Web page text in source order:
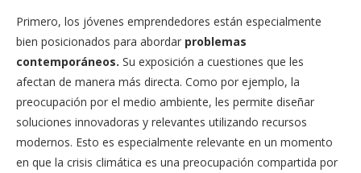
Primero, los jóvenes emprendedores están especialmente
bien posicionados para abordar problemas
contemporáneos. Su exposición a cuestiones que les
afectan de manera más directa. Como por ejemplo, la
preocupación por el medio ambiente, les permite diseñar
soluciones innovadoras y relevantes utilizando recursos
modernos. Esto es especialmente relevante en un momento
en que la crisis climática es una preocupación compartida por